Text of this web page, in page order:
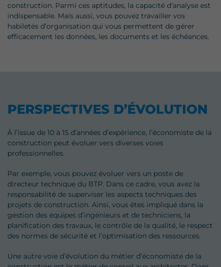
construction. Parmi ces aptitudes, la capacité d’analyse est
indispensable. Mais aussi, vous pouvez travailler vos
habiletés d’organisation qui vous permettent de gérer
efficacement les données, les documents et les échéances.
PERSPECTIVES D’ÉVOLUTION
À l’issue de 10 à 15 d’années d’expérience, l’économiste de la
construction peut évoluer vers diverses voies
professionnelles.
Par exemple, vous pouvez évoluer vers un poste de
directeur technique du BTP. Dans ce cadre, vous avez la
responsabilité de superviser les aspects techniques des
projets de construction. Ainsi, vous êtes impliqué dans la
gestion des équipes d’ingénieurs et de techniciens, la
planification des travaux, le contrôle de la qualité, le respect
des normes de sécurité et l’optimisation des ressources.
Une autre voie d’évolution du métier d’économiste de la